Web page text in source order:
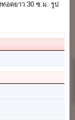
ทอดยาว 30 ซ.ม. รูป